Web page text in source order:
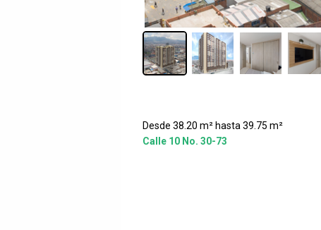
Desde 38.20 m² hasta 39.75 m²
Calle 10 No. 30-73